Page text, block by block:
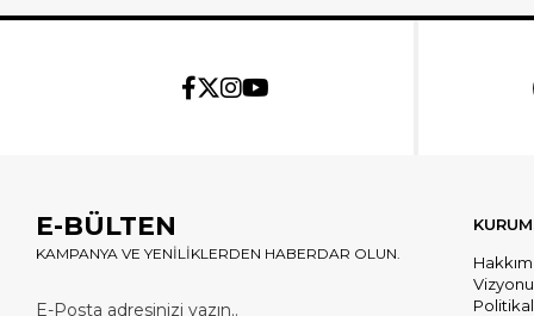
E-BÜLTEN
KAMPANYA VE YENİLİKLERDEN HABERDAR OLUN.